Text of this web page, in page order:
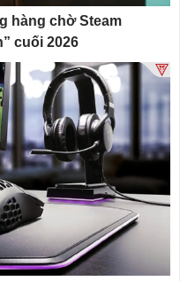
hàng chờ Steam
cuối 2026